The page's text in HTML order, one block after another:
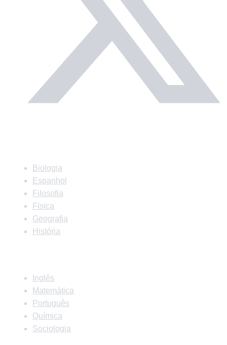
Biologia
Espanhol
Filosofia
Física
Geografia
História
Inglês
Matemática
Português
Química
Sociologia